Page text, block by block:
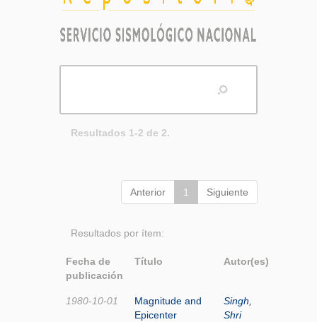
Resultados 1-2 de 2.
Anterior 1 Siguiente
Resultados por ítem:
Fecha de
publicación
Título Autor(es)
1980-10-01
Magnitude and
Epicenter
Singh,
Shri